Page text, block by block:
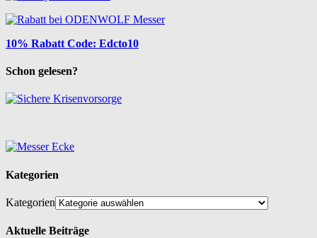
10% Rabatt Code: Edcto10
Schon gelesen?
Kategorien
Kategorien
Aktuelle Beiträge